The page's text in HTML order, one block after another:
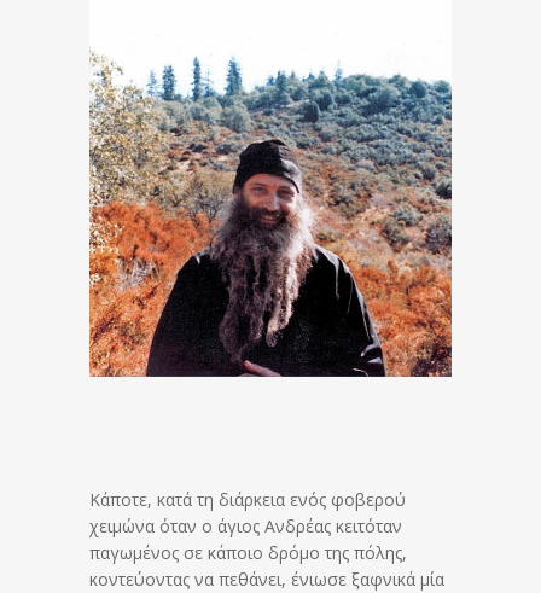
Κάποτε, κατά τη διάρκεια ενός φοβερού
χειμώνα όταν ο άγιος Ανδρέας κειτόταν
παγωμένος σε κάποιο δρόμο της πόλης,
κοντεύοντας να πεθάνει, ένιωσε ξαφνικά μία